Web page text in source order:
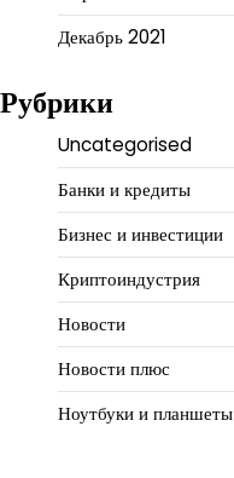
Декабрь 2021
Рубрики
Uncategorised
Банки и кредиты
Бизнес и инвестиции
Криптоиндустрия
Новости
Новости плюс
Ноутбуки и планшеты